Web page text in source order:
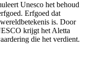
Unesco het behoud
Erfgoed dat
is. Door
krijgt het Aletta
die het verdient.